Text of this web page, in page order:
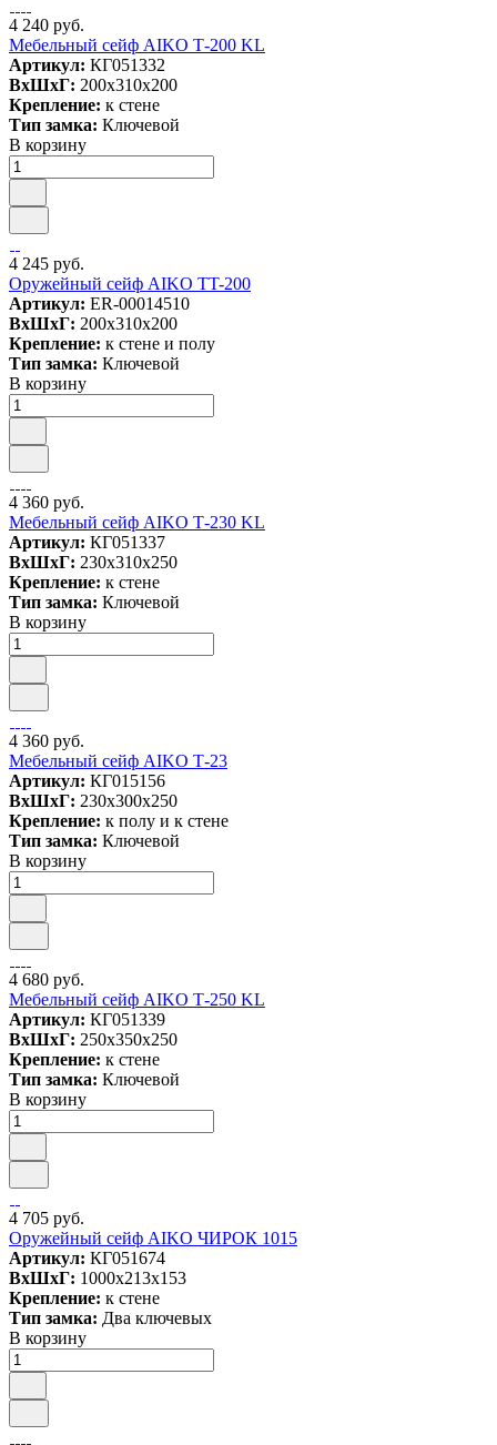
4 240 руб.
Мебельный сейф AIKO Т-200 KL
Артикул: КГ051332
ВxШxГ: 200x310x200
Крепление: к стене
Тип замка: Ключевой
В корзину
4 245 руб.
Оружейный сейф AIKO TT-200
Артикул: ER-00014510
ВxШxГ: 200x310x200
Крепление: к стене и полу
Тип замка: Ключевой
В корзину
4 360 руб.
Мебельный сейф AIKO Т-230 KL
Артикул: КГ051337
ВxШxГ: 230x310x250
Крепление: к стене
Тип замка: Ключевой
В корзину
4 360 руб.
Мебельный сейф AIKO Т-23
Артикул: КГ015156
ВxШxГ: 230x300x250
Крепление: к полу и к стене
Тип замка: Ключевой
В корзину
4 680 руб.
Мебельный сейф AIKO Т-250 KL
Артикул: КГ051339
ВxШxГ: 250x350x250
Крепление: к стене
Тип замка: Ключевой
В корзину
4 705 руб.
Оружейный сейф AIKO ЧИРОК 1015
Артикул: КГ051674
ВxШxГ: 1000x213x153
Крепление: к стене
Тип замка: Два ключевых
В корзину